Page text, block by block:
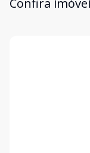
Confira